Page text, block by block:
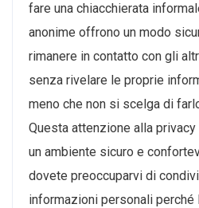
fare una chiacchierata
anonime offrono un modo
rimanere in contatto con gli
senza rivelare le proprie
meno che non si scelga di
Questa attenzione alla
un ambiente sicuro e
dovete preoccuparvi di
informazioni personali perché